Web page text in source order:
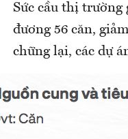
Sức cầu thị
đương 56 căn,
chững lại, các dự